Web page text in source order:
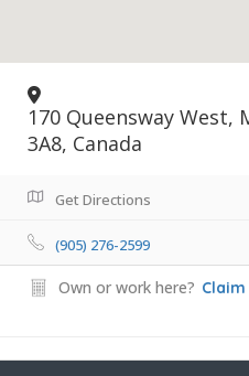
170 Queensway West,
3A8, Canada
Get Directions
(905) 276-2599
Own or work here? Claim